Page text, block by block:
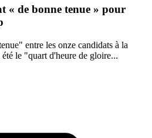
« de bonne tenue » pour
entre les onze candidats à la
le "quart d'heure de gloire...